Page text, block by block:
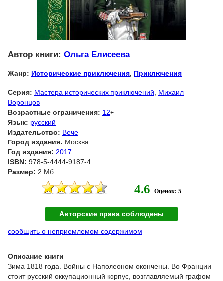
Автор книги: Ольга Елисеева
Жанр: Исторические приключения, Приключения
Серия: Мастера исторических приключений
Михаил
Воронцов
Возрастные ограничения: 12+
Язык: русский
Издательство: Вече
Город издания: Москва
Год издания: 2017
ISBN: 978-5-4444-9187-4
Размер: 2 Мб
4.6 Оценок: 5
Авторские права соблюдены
сообщить о неприемлемом содержимом
Описание книги
Зима 1818 года. Войны с Наполеоном окончены. Во Франции
стоит русский оккупационный корпус, возглавляемый графом